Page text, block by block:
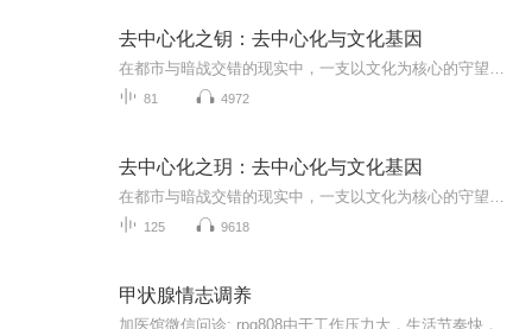
去中心化之钥：去中心化与文化基因
81 4972
去中心化之玥：去中心化与文化基因
125 9618
甲状腺情志调养